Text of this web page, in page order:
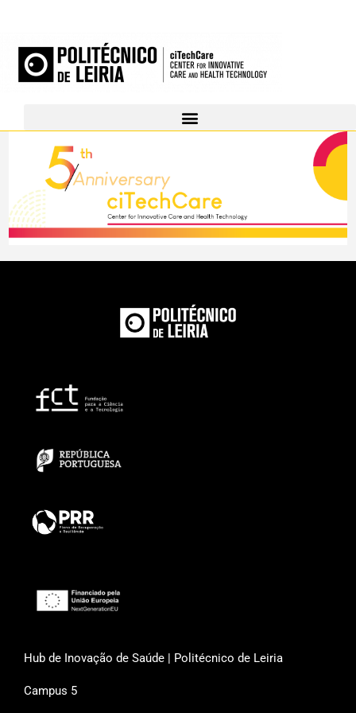
Hub de Inovação de Saúde | Politécnico de Leiria
Campus 5